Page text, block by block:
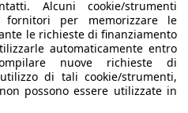
Alcuni cookie/strumenti
per memorizzare le
le richieste di finanziamento
automaticamente entro
nuove richieste di
di tali cookie/strumenti,
possono essere utilizzate in